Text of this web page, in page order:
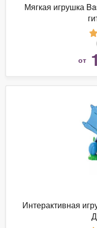
Мягкая игрушка
от
Интерактивная